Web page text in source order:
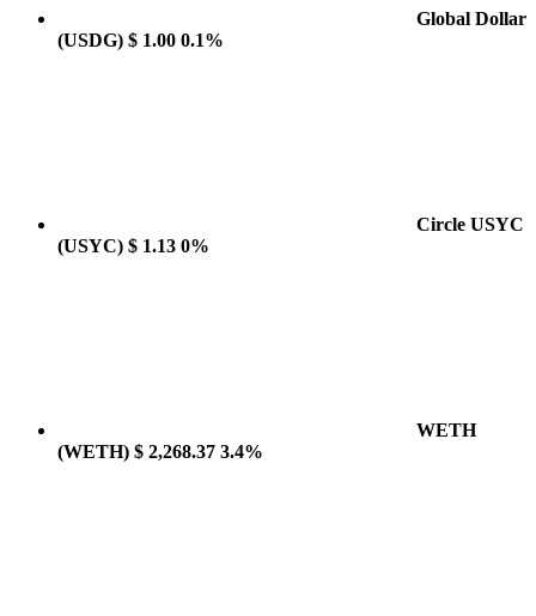
Global Dollar
(USDG) $ 1.00 0.1%
Circle USYC
(USYC) $ 1.13 0%
WETH
(WETH) $ 2,268.37 3.4%